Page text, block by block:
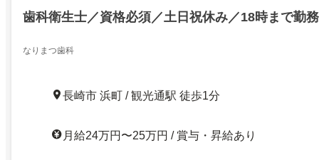
歯科衛生士／資格必須／土日祝休み／18時まで勤務
なりまつ歯科
長崎市 浜町 / 観光通駅 徒歩1分
月給24万円〜25万円 / 賞与・昇給あり